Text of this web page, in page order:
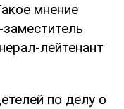
мнение
лейтенант
по делу о